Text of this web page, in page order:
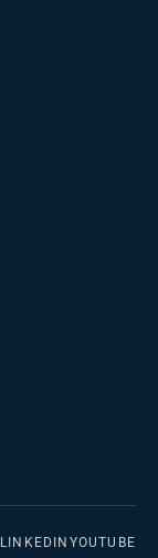
LINKEDIN YOUTUBE